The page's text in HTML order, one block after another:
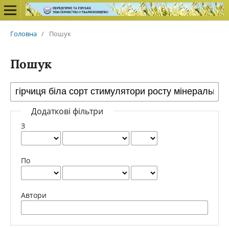
Головна / Пошук
Пошук
Додаткові фільтри
З
По
Автори